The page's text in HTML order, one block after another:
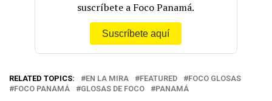
suscríbete a Foco Panamá.
Suscríbete aquí
RELATED TOPICS: EN LA MIRA FEATURED
FOCO GLOSAS
FOCO PANAMÁ
GLOSAS DE FOCO PANAMÁ